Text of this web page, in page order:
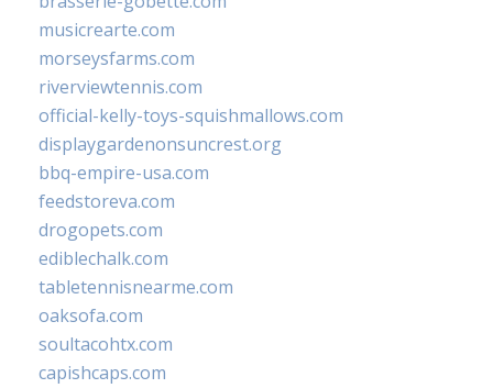
musicrearte.com
morseysfarms.com
riverviewtennis.com
official-kelly-toys-squishmallows.com
displaygardenonsuncrest.org
bbq-empire-usa.com
feedstoreva.com
drogopets.com
ediblechalk.com
tabletennisnearme.com
oaksofa.com
soultacohtx.com
capishcaps.com